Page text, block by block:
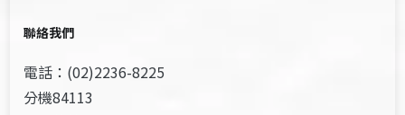
聯絡我們
電話：(02)2236-8225
分機84113